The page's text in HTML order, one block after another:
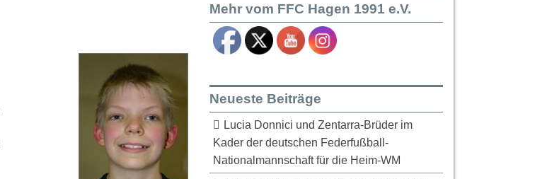
Mehr vom FFC Hagen 1991 e.V.
Neueste Beiträge
Lucia Donnici und Zentarra-Brüder im
Kader der deutschen Federfußball-
Nationalmannschaft für die Heim-WM